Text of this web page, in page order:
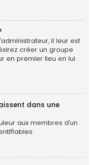
il leur est
créer un groupe
en premier lieu en lui
dans une
aux membres d’un